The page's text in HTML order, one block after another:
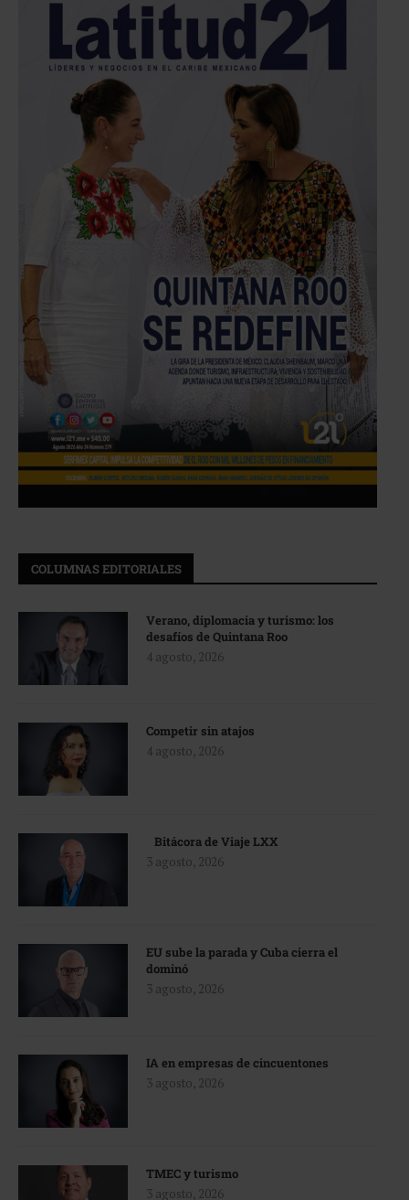
COLUMNAS EDITORIALES
Verano, diplomacia y turismo: los
desafíos de Quintana Roo
4 agosto, 2026
Competir sin atajos
4 agosto, 2026
Bitácora de Viaje LXX
3 agosto, 2026
EU sube la parada y Cuba cierra el
dominó
3 agosto, 2026
IA en empresas de cincuentones
3 agosto, 2026
TMEC y turismo
3 agosto, 2026